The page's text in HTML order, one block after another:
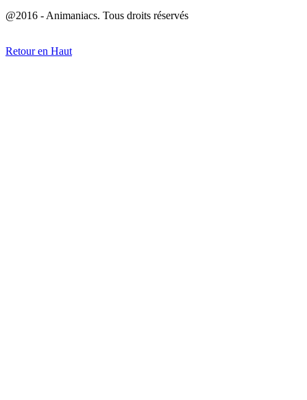
@2016 - Animaniacs. Tous droits réservés
Retour en Haut